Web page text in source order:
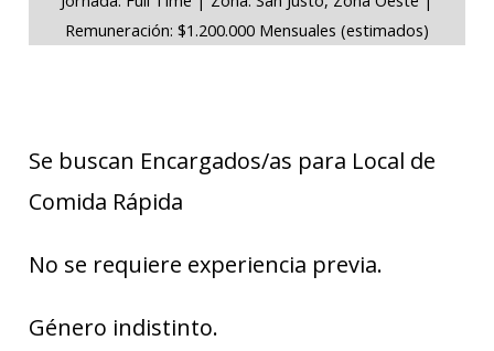
Remuneración: $1.200.000 Mensuales (estimados)
Se buscan Encargados/as para Local de
Comida Rápida
No se requiere experiencia previa.
Género indistinto.